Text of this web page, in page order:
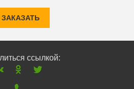
ЗАКАЗАТЬ
ссылкой: